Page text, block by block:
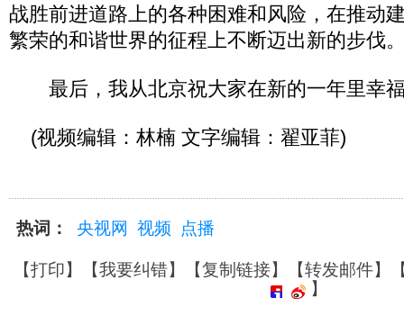
战胜前进道路上的各种困难和风险，在推动
繁荣的和谐世界的征程上不断迈出新的步伐
最后，我从北京祝大家在新的一年里幸
(视频编辑：林楠 文字编辑：翟亚菲)
热词： 央视网 视频 点播
【打印】【我要纠错】【复制链接】【转发邮件】
】